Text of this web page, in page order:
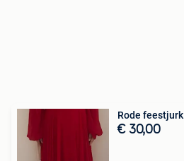
Rode feestjurk
€ 30,00